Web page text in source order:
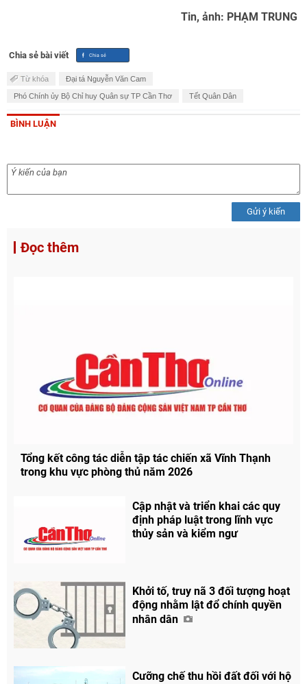
Tin, ảnh: PHẠM TRUNG
Chia sẻ bài viết
Từ khóa Đại tá Nguyễn Văn Cam
Phó Chính ủy Bộ Chỉ huy Quân sự TP Cần Thơ Tết Quân Dân
BÌNH LUẬN
Gửi ý kiến
Đọc thêm
Tổng kết công tác diễn tập tác chiến xã Vĩnh Thạnh
trong khu vực phòng thủ năm 2026
Cập nhật và triển khai các quy
định pháp luật trong lĩnh vực
thủy sản và kiểm ngư
Khởi tố, truy nã 3 đối tượng hoạt
động nhằm lật đổ chính quyền
nhân dân
Cưỡng chế thu hồi đất đối với hộ